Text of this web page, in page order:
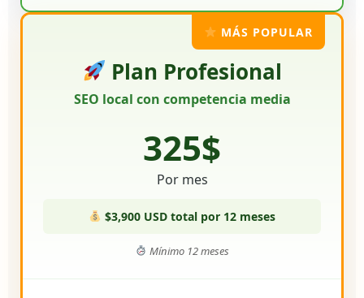
MÁS POPULAR
Plan Profesional
SEO local con competencia media
325$
Por mes
$3,900 USD total por 12 meses
Mínimo 12 meses